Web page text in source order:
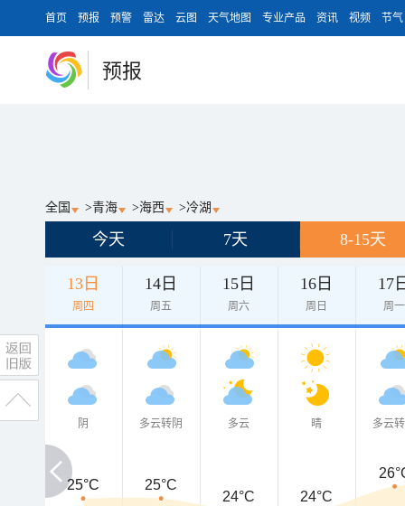
首页 预报 预警 雷达 云图 天气地图 专业产品 资讯 视频 节气
预报
全国 >青海 >海西 >冷湖
今天 7天 8-15天
13日
周四
14日
周五
15日
周六
16日
周日
17
周一
阴 多云转阴 多云 晴 多云
25°C
25°C 25°C
24°C 24°C